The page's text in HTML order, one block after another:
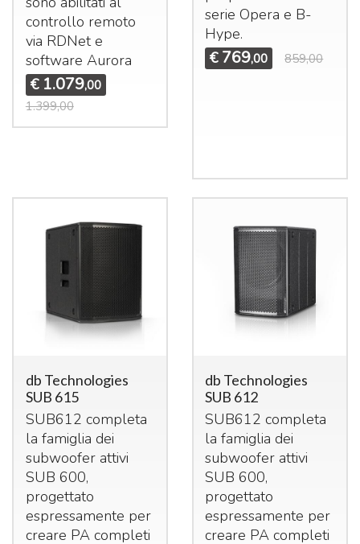
controllo remoto
via RDNet e
software Aurora
€ 1.079,00
1.399,00
serie Opera e B-
Hype.
€ 769,00 859,00
db Technologies
SUB 615
SUB612 completa
la famiglia dei
subwoofer attivi
SUB 600,
progettato
espressamente per
creare PA completi
db Technologies
SUB 612
SUB612 completa
la famiglia dei
subwoofer attivi
SUB 600,
progettato
espressamente per
creare PA completi